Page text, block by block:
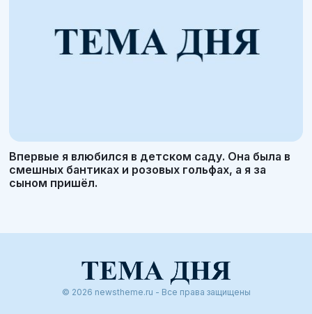
Впервые я влюбился в детском саду. Она была в
смешных бантиках и розовых гольфах, а я за
сыном пришёл.
© 2026 newstheme.ru - Все права защищены